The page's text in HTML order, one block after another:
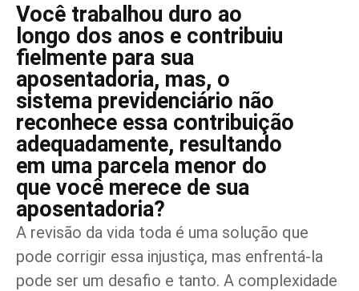
Você trabalhou duro ao
longo dos anos e contribuiu
fielmente para sua
aposentadoria, mas, o
sistema previdenciário não
reconhece essa contribuição
adequadamente, resultando
em uma parcela menor do
que você merece de sua
aposentadoria?
A revisão da vida toda é uma solução que
pode corrigir essa injustiça, mas enfrentá-la
pode ser um desafio e tanto. A complexidade